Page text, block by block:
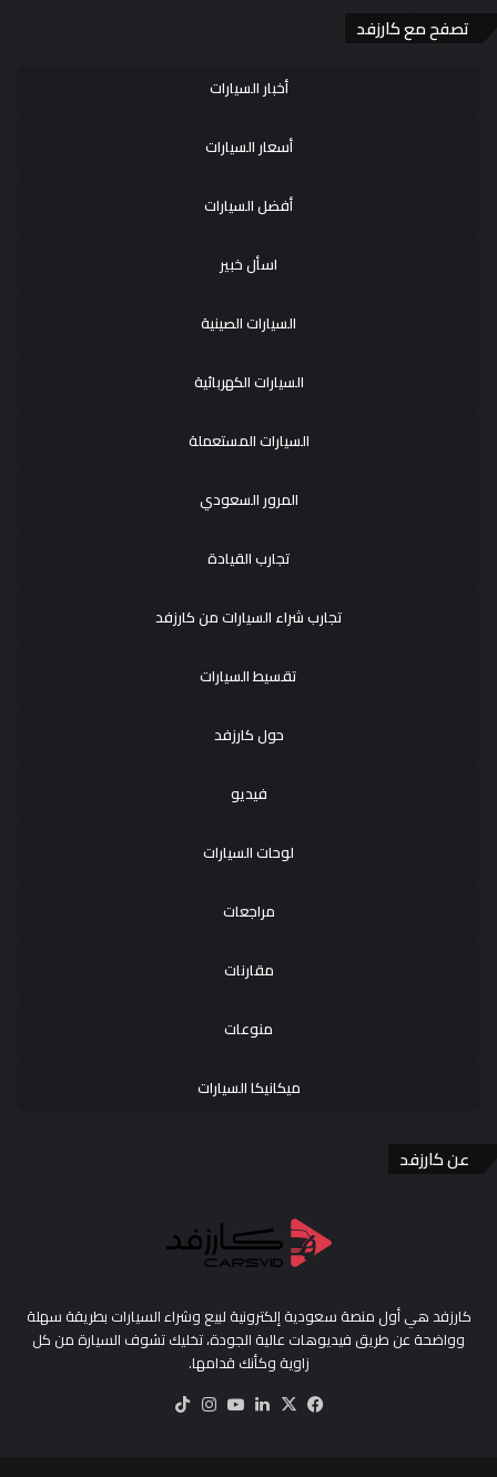
تصفح مع كارزفد
أخبار السيارات
أسعار السيارات
أفضل السيارات
اسأل خبير
السيارات الصينية
السيارات الكهربائية
السيارات المستعملة
المرور السعودي
تجارب القيادة
تجارب شراء السيارات من كارزفد
تقسيط السيارات
حول كارزفد
فيديو
لوحات السيارات
مراجعات
مقارنات
منوعات
ميكانيكا السيارات
عن كارزفد
كارزفد هي أول منصة سعودية إلكترونية لبيع وشراء السيارات بطريقة سهلة
وواضحة عن طريق فيديوهات عالية الجودة، تخليك تشوف السيارة من كل
زاوية وكأنك قدامها.
فيسبوك
‫X لينكدإن‫YouTubeانستقرام